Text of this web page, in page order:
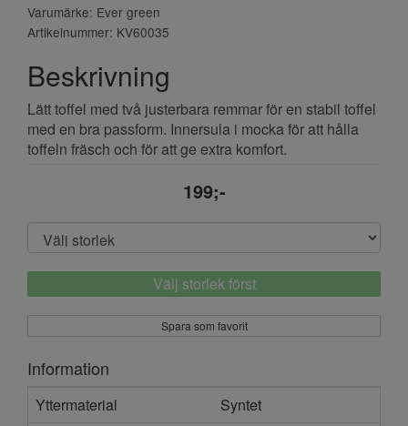
Varumärke: Ever green
Artikelnummer: KV60035
Beskrivning
Lätt toffel med två justerbara remmar för en stabil toffel
med en bra passform. Innersula i mocka för att hålla
toffeln fräsch och för att ge extra komfort.
199;-
Välj storlek först
Spara som favorit
Information
Yttermaterial
Syntet